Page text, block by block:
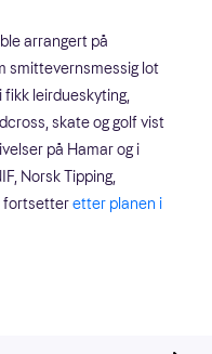
arrangert på
smittevernsmessig lot
fikk leirdueskyting,
skate og golf vist
på Hamar og i
Norsk Tipping,
fortsetteretter planen i